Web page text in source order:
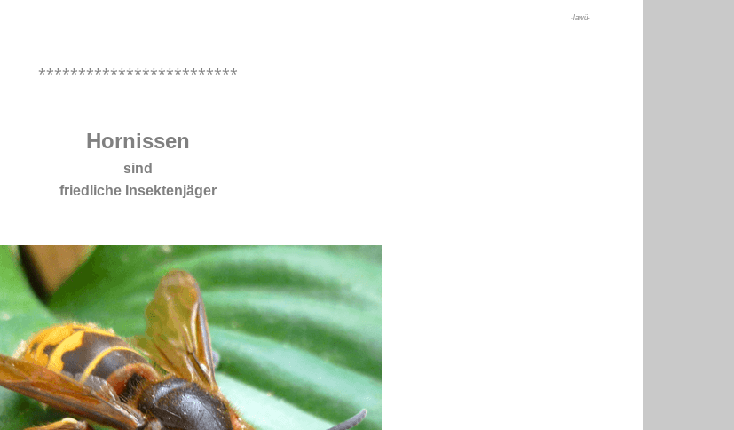
-lawü-
*************************
Hornissen
sind
friedliche Insektenjäger